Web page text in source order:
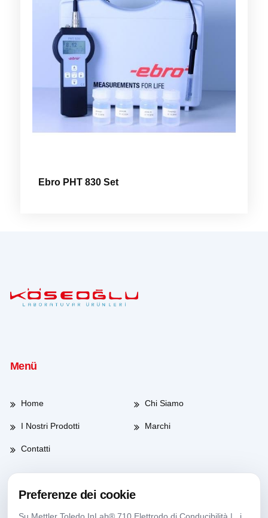
Ebro PHT 830 Set
Menü
Home Chi Siamo
I Nostri Prodotti Marchi
Contatti
Preferenze dei cookie